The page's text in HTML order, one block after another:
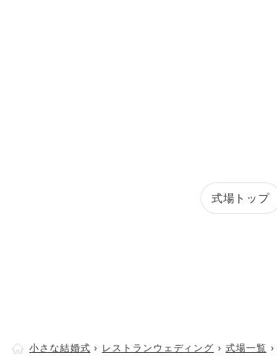
式場トップ
小さな結婚式 レストランウェディング 式場一覧